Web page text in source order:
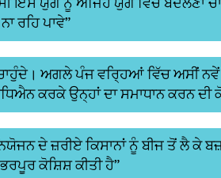
ਰਹਿ ਪਾਵੇ”
ਚਾਹੁੰਦੇ। ਅਗਲੇ ਪੰਜ ਵਰ੍ਹਿਆਂ ਵਿੱਚ ਅਸੀਂ
ਕਰਕੇ ਉਨ੍ਹਾਂ ਦਾ ਸਮਾਧਾਨ ਕਰਨ ਦੀ
ਦੇ ਜ਼ਰੀਏ ਕਿਸਾਨਾਂ ਨੂੰ ਬੀਜ ਤੋਂ ਲੈ ਕੇ
ਕੋਸ਼ਿਸ਼ ਕੀਤੀ ਹੈ”